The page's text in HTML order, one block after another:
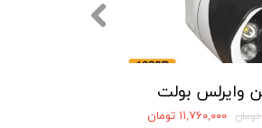
وایرلس بولت
۱۱,۷۶۰,۰۰۰ تومان